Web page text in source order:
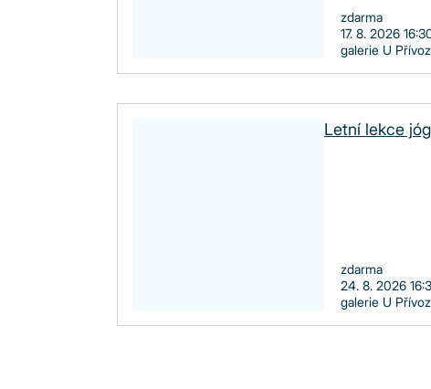
zdarma
17. 8. 2026
galerie U
Letní lekce
zdarma
24. 8. 2026
galerie U